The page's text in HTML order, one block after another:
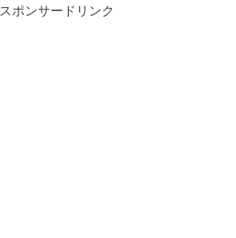
スポンサードリンク